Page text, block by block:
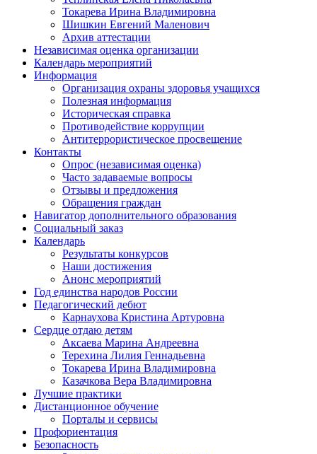
Токарева Ирина Владимировна
Шишкин Евгений Маленович
Архив аттестации
Независимая оценка организации
Календарь мероприятий
Информация
Организация охраны здоровья учащихся
Полезная информация
Историческая справка
Противодействие коррупции
Антитеррористическое просвещение
Контакты
Опрос (независимая оценка)
Часто задаваемые вопросы
Отзывы и предложения
Обращения граждан
Навигатор дополнительного образования
Социальный заказ
Календарь
Результаты конкурсов
Наши достижения
Анонс мероприятий
Год единства народов России
Педагогический дебют
Карнаухова Кристина Артуровна
Сердце отдаю детям
Аксаева Марина Андреевна
Терехина Лилия Геннадьевна
Токарева Ирина Владимировна
Казачкова Вера Владимировна
Лучшие практики
Дистанционное обучение
Порталы и сервисы
Профориентация
Безопасность